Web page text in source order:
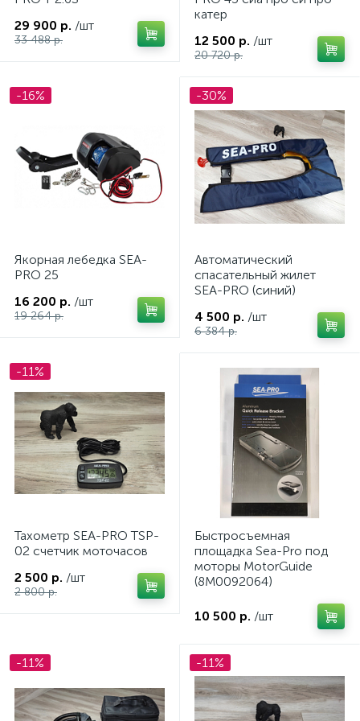
Универсальный автоматический предохранитель
Электрогидроподъёмники (трим) 1
Электромоторы Sea-Pro (Сиа-про)
29 900 р. /шт
33 488 р.
катер
12 500 р. /шт
20 720 р.
-16%
Якорная лебедка SEA-
PRO 25
16 200 р. /шт
19 264 р.
-30%
Автоматический
спасательный жилет
SEA-PRO (синий)
4 500 р. /шт
6 384 р.
-11%
Тахометр SEA-PRO TSP-
02 счетчик моточасов
2 500 р. /шт
2 800 р.
Быстросъемная
площадка Sea-Pro под
моторы MotorGuide
(8M0092064)
10 500 р. /шт
-11% -11%